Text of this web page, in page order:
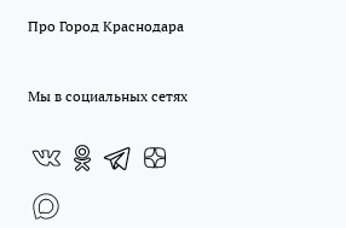
Про Город Краснодара
Мы в социальных сетях